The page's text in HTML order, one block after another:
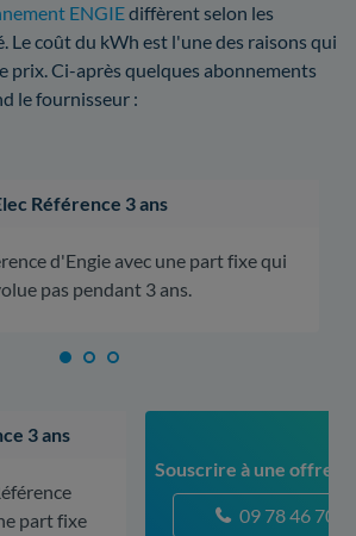
ENGIEdiffèrent selon les
Le coût du kWh est l'une des raisons qui
prix. Ci-après quelques abonnements
le fournisseur :
Référence 3 ans
d'Engie avec une part fixe qui
pas pendant 3 ans.
3 ans
part fixe
Souscrire à une offre à
09 78 46 70